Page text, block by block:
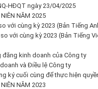
HĐQT ngày 23/04/2025
NĂM 2025
với cùng kỳ 2023 (Bản Tiếng
với cùng kỳ 2023 (Bản Tiếng
đăng kinh doanh của Công ty
và Điều lệ Công ty
ký cuối cùng để thực hiện
NĂM 2023